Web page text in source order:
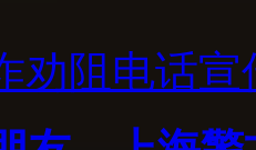
劝阻电话宣